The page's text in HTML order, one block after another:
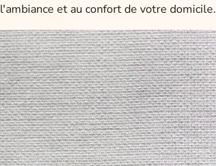
l'ambiance et au confort de votre domicile.